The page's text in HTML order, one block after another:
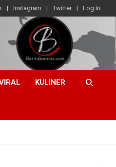
Instagram Twitter Log In
KULINER